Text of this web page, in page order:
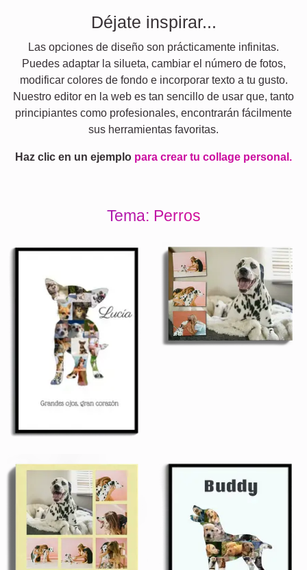
Déjate inspirar...
Las opciones de diseño son prácticamente infinitas.
Puedes adaptar la silueta, cambiar el número de fotos,
modificar colores de fondo e incorporar texto a tu gusto.
Nuestro editor en la web es tan sencillo de usar que, tanto
principiantes como profesionales, encontrarán fácilmente
sus herramientas favoritas.
Haz clic en un ejemplo para crear tu collage personal.
Tema: Perros